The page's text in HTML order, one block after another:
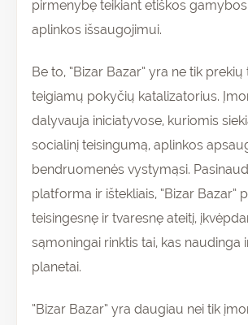
pirmenybę teikiant etiškos
aplinkos išsaugojimui.
Be to, “Bizar Bazar” yra ne tik
teigiamų pokyčių katalizatorius.
dalyvauja iniciatyvose, kuriomis
socialinį teisingumą, aplinkos
bendruomenės vystymąsi.
platforma ir ištekliais, “Bizar Bazar”
teisingesnę ir tvaresnę ateitį,
sąmoningai rinktis tai, kas naudinga
planetai.
“Bizar Bazar” yra daugiau nei tik